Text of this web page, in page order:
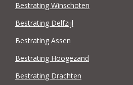
Bestrating Winschoten
Bestrating Delfzijl
Bestrating Assen
Bestrating Hoogezand
Bestrating Drachten